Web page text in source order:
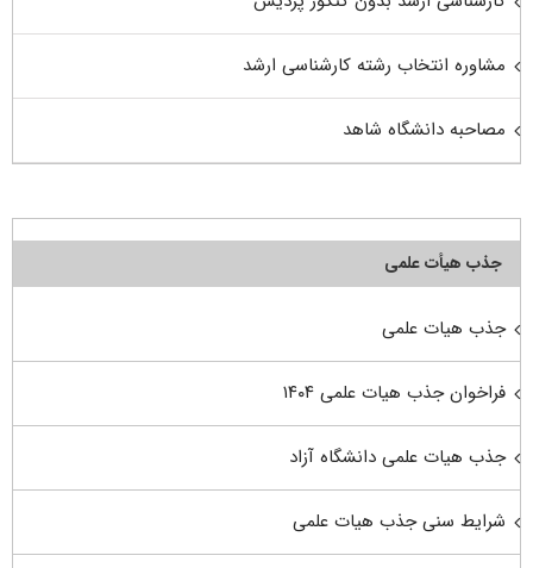
مشاوره انتخاب رشته کارشناسی ارشد
مصاحبه دانشگاه شاهد
جذب هیأت علمی
جذب هیات علمی
فراخوان جذب هیات علمی ۱۴۰۴
جذب هیات علمی دانشگاه آزاد
شرایط سنی جذب هیات علمی